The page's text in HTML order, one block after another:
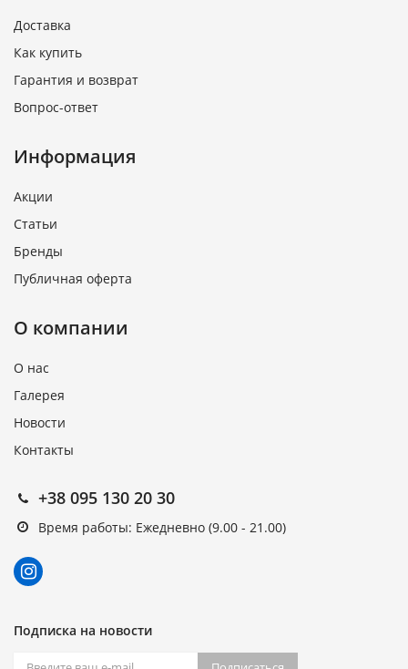
Доставка
Как купить
Гарантия и возврат
Вопрос-ответ
Информация
Акции
Статьи
Бренды
Публичная оферта
О компании
О нас
Галерея
Новости
Контакты
+38 095 130 20 30
Время работы: Ежедневно (9.00 - 21.00)
Подписка на новости